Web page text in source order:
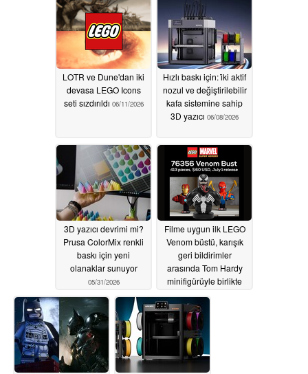
LOTR ve Dune'dan iki
devasa LEGO Icons
seti sızdırıldı 06/11/2026
Hızlı baskı için: i̇ki aktif
nozul ve değiştirilebilir
kafa sistemine sahip
3D yazıcı 06/08/2026
3D yazıcı devrimi mi?
Prusa ColorMix renkli
baskı için yeni
olanaklar sunuyor
05/31/2026
Filme uygun ilk LEGO
Venom büstü, karışık
geri bildirimler
arasında Tom Hardy
minifigürüyle birlikte
sızdırıldı05/26/2026